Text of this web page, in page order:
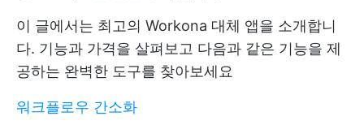
이 글에서는 최고의 Workona 대체 앱을 소개합니
다. 기능과 가격을 살펴보고 다음과 같은 기능을 제
공하는 완벽한 도구를 찾아보세요
워크플로우 간소화